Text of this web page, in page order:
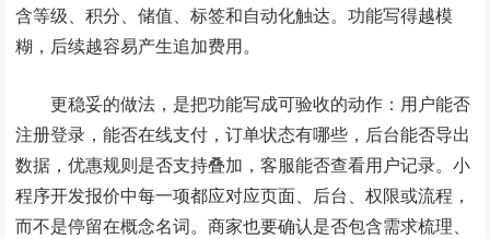
含等级、积分、储值、标签和自动化触达。功能写得越模
糊，后续越容易产生追加费用。
更稳妥的做法，是把功能写成可验收的动作：用户能否
注册登录，能否在线支付，订单状态有哪些，后台能否导出
数据，优惠规则是否支持叠加，客服能否查看用户记录。小
程序开发报价中每一项都应对应页面、后台、权限或流程，
而不是停留在概念名词。商家也要确认是否包含需求梳理、